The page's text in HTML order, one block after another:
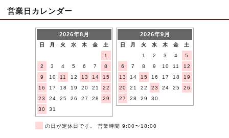
営業日カレンダー
2026年8月
日 月 火 水 木 金
土
1
2
3 4 5 6 7
8
9
10 11 12 13 14
15
16
17 18 19 20 21
22
23
24 25 26 27 28
29
30
31
2026年9月
日 月 火 水 木 金
土
1
2 3 4
5
6
7 8 9 10 11
12
13
14 15 16 17 18
19
20
21 22 23 24 25
26
27
28 29 30
の日が定休日です。 営業時間 9:00〜18:00